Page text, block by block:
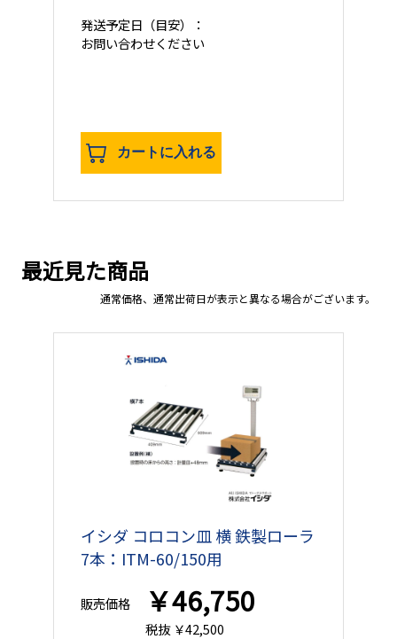
発送予定日 （目安）：
お問い合わせください
カートに入れる
最近見た商品
通常価格、通常出荷日が表示と異なる場合がございます。
イシダ コロコン皿 横 鉄製ローラ
7本：ITM-60/150用
販売価格 ￥46,750
税抜 ￥42,500